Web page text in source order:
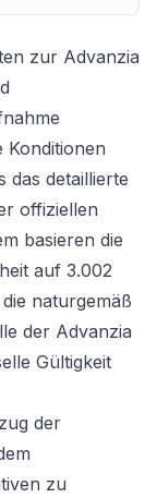
zur Advanzia
Konditionen
das detaillierte
offiziellen
basieren die
auf 3.002
naturgemäß
der Advanzia
Gültigkeit
der
zu